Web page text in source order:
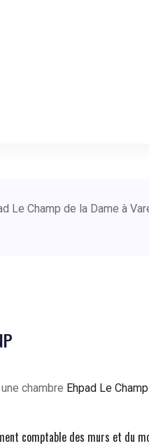
Le Champ de la Dame à
chambre Ehpad Le
comptable des murs et du